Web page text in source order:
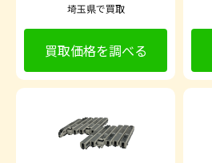
埼玉県で買取
買取価格を調べる